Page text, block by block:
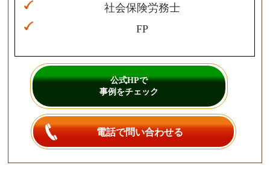
社会保険労務士
FP
公式HPで
事例をチェック
電話で問い合わせる